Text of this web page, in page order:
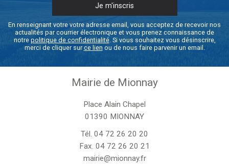
En renseignant votre votre adresse email, vous acceptez de recevoir nos
actualités par courrier électronique et vous prenez connaissance de
notre politique de confidentialité. Si vous souhaitez vous désinscrire,
merci de cliquer surce lien ou de nous faire parvenir un email.
Mairie de Mionnay
Place Alain Chapel
01390 MIONNAY
Tél. 04 72 26 20 20
Fax. 04 72 26 20 21
mairie@mionnay.fr